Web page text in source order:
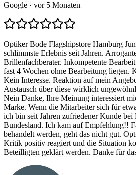
Google · vor 5 Monaten
Optiker Bode Flagshipstore Hamburg
schlimmste Erlebnis seit Jahren.
Brillenfachberater. Inkompetente
fast 4 Wochen ohne Bearbeitung liegen.
Kein Interesse. Reaktion auf mein
Austausch über diese wirklich
Nein Danke, Ihre Meinung interessiert
Marke. Wenn die Mitarbeiter sich für
ich bin seit Jahren zufriedener Kunde bei
Bundesland. Ich kam auf Empfehlung!!
behandelt werden, geht das nicht gut.
Kritik positiv reagiert und die Situation
Beteilligten geklärt werden. Danke für